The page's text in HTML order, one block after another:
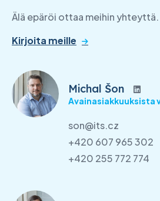
Älä epäröi ottaa meihin yhteyttä.
Kirjoita meille
Michal Šon
Avainasiakkuuksista
son@its.cz
+420 607 965 302
+420 255 772 774